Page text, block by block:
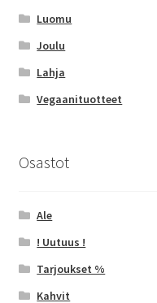
Luomu
Joulu
Lahja
Vegaanituotteet
Osastot
Ale
! Uutuus !
Tarjoukset %
Kahvit